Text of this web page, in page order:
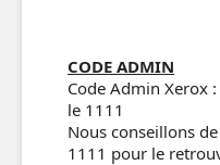
CODE ADMIN
Code Admin Xerox
le 1111
Nous conseillons
1111 pour le